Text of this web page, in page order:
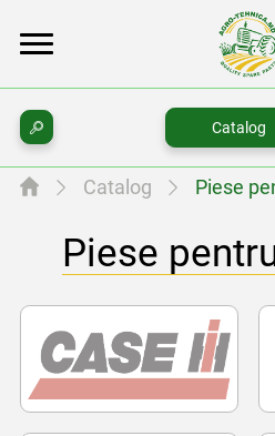
Catalog
Catalog Piese
Piese